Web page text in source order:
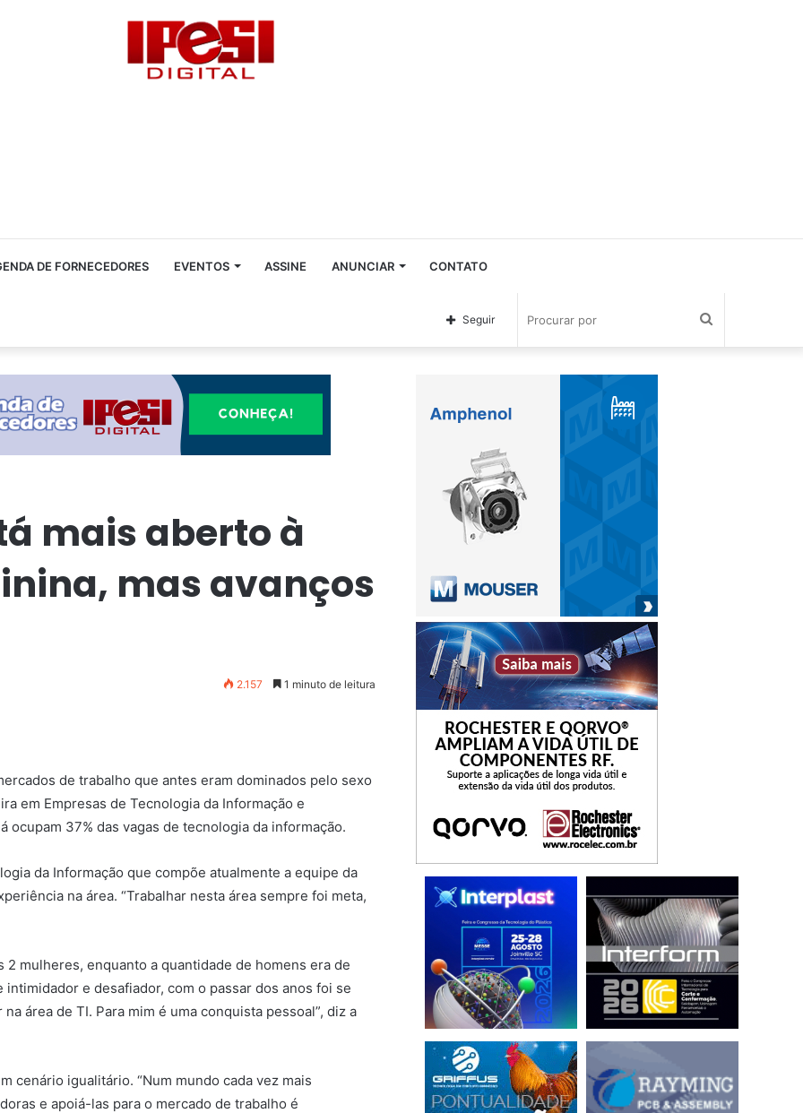
DE FORNECEDORES EVENTOS ASSINE ANUNCIAR CONTATO
Seguir
mais aberto à
mas avanços
2.157 1 minuto de leitura
de trabalho que antes eram dominados pelo sexo
em Empresas de Tecnologia da Informação e
ocupam 37% das vagas de tecnologia da informação.
da Informação que compõe atualmente a equipe da
na área. “Trabalhar nesta área sempre foi meta,
2 mulheres, enquanto a quantidade de homens era de
e desafiador, com o passar dos anos foi se
área de TI. Para mim é uma conquista pessoal”, diz a
cenário igualitário. “Num mundo cada vez mais
e apoiá-las para o mercado de trabalho é